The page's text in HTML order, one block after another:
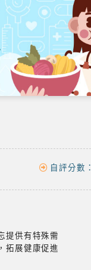
自評分數：
提供有特殊需
拓展健康促進